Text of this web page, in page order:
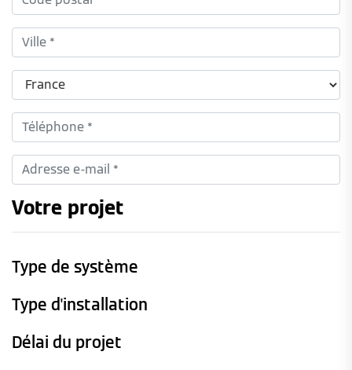
Votre projet
Type de système
Type d'installation
Délai du projet